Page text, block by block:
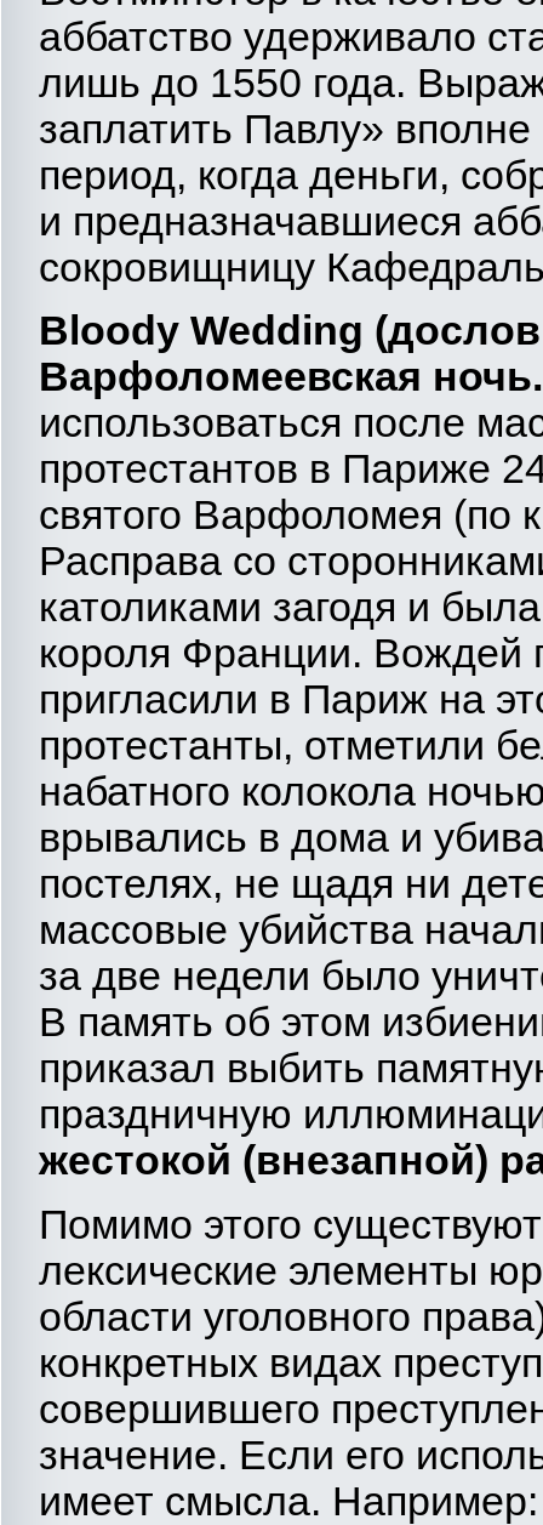
аббатство удерживало
лишь до 1550 года.
заплатить Павлу»
период, когда деньги,
и предназначавшиеся
сокровищницу
Bloody Wedding
Варфоломеевская
использоваться после
протестантов в Париже
святого Варфоломея (по
Расправа со
католиками загодя и
короля Франции. Вождей
пригласили в Париж на
протестанты, отметили
набатного колокола
врывались в дома и
постелях, не щадя ни
массовые убийства
за две недели было
В память об этом
приказал выбить
праздничную
жестокой (внезапной)
Помимо этого
лексические элементы
области уголовного
конкретных видах
совершившего
значение. Если его
имеет смысла. Например: